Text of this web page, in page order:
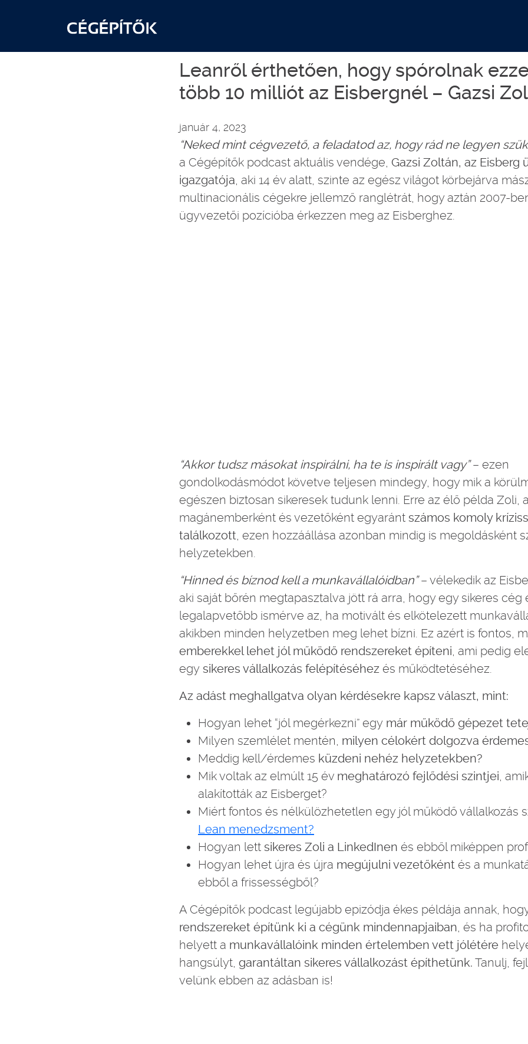
Leanről érthetően, hogy spórolnak
több 10 milliót az Eisbergnél – Gazsi
január 4, 2023
“Neked mint cégvezető, a feladatod az, hogy rád ne legyen
a Cégépítők podcast aktuális vendége, Gazsi Zoltán, az Eisberg
igazgatója, aki 14 év alatt, szinte az egész világot körbejárva
multinacionális cégekre jellemző ranglétrát, hogy aztán 2007-
ügyvezetői pozícióba érkezzen meg az Eisberghez.
“Akkor tudsz másokat inspirálni, ha te is inspirált vagy”– ezen
gondolkodásmódot követve teljesen mindegy, hogy mik a
egészen biztosan sikeresek tudunk lenni. Erre az élő példa Zoli,
magánemberként és vezetőként egyaránt számos komoly
találkozott, ezen hozzáállása azonban mindig is megoldásként
helyzetekben.
“Hinned és bíznod kell a munkavállalóidban”– vélekedik az
aki saját bőrén megtapasztalva jött rá arra, hogy egy sikeres cég
legalapvetőbb ismérve az, ha motivált és elkötelezett
akikben minden helyzetben meg lehet bízni. Ez azért is fontos,
emberekkel lehet jól működő rendszereket építeni, ami pedig
egy sikeres vállalkozás felépítéséhez és működtetéséhez.
Az adást meghallgatva olyan kérdésekre kapsz választ, mint:
Hogyan lehet “jól megérkezni” egy már működő gépezet
Milyen szemlélet mentén, milyen célokért dolgozva
Meddig kell/érdemes küzdeni nehéz helyzetekben?
Mik voltak az elmúlt 15 év meghatározó fejlődési szintjei,
alakították az Eisberget?
Miért fontos és nélkülözhetetlen egy jól működő vállalkozás
Lean menedzsment?
Hogyan lett sikeres Zoli a LinkedInen és ebből miképpen
Hogyan lehet újra és újra megújulni vezetőként és a
ebből a frissességből?
A Cégépítők podcast legújabb epizódja ékes példája annak,
rendszereket építünk ki a cégünk mindennapjaiban, és ha
helyett a munkavállalóink minden értelemben vett jólétére
hangsúlyt, garantáltan sikeres vállalkozást építhetünk. Tanulj,
velünk ebben az adásban is!